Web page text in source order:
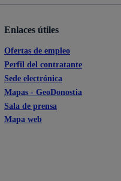
Enlaces útiles
Ofertas de empleo
Perfil del contratante
Sede electrónica
Mapas - GeoDonostia
Sala de prensa
Mapa web